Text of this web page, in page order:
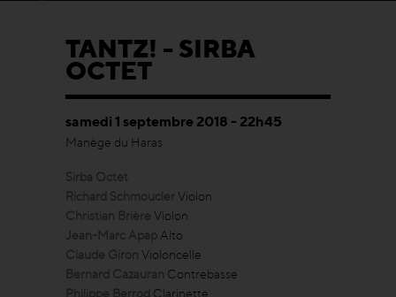
TANTZ! - SIRBA
OCTET
samedi 1 septembre 2018 - 22h45
Manège du Haras
Sirba Octet
Richard Schmoucler Violon
Christian Brière Violon
Jean-Marc Apap Alto
Claude Giron Violoncelle
Bernard Cazauran Contrebasse
Philippe Berrod Clarinette